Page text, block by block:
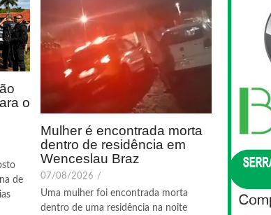
o
de
Mulher é encontrada morta
dentro de residência em
Wenceslau Braz
07/08/2026 /
Uma mulher foi encontrada morta
dentro de uma residência na noite